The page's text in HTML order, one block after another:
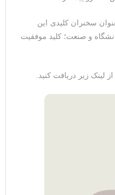
سخنران کلیدی این
و صنعت؛ کلید موفقیت
لینک زیر دریافت کنید.